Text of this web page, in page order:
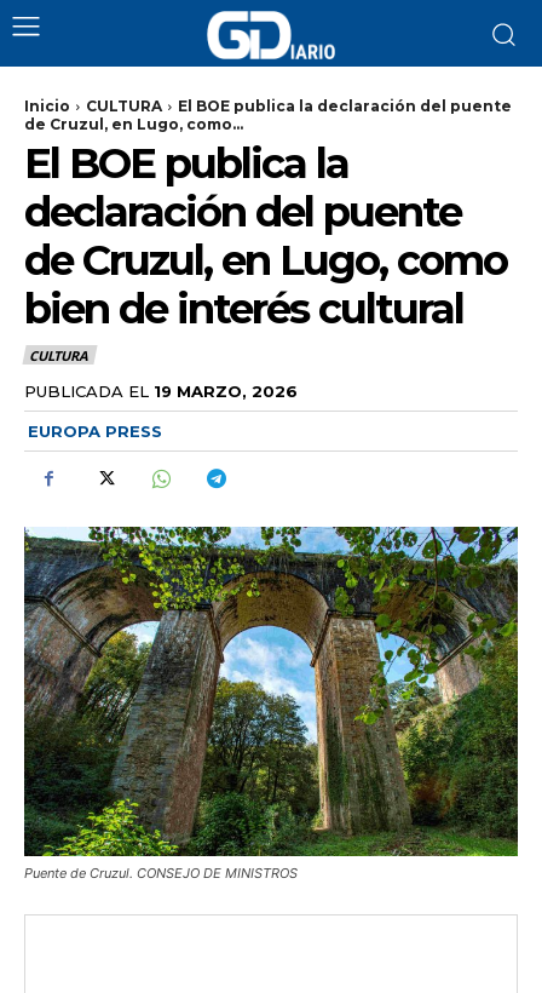
Inicio CULTURA
El BOE publica la declaración del puente
de Cruzul, en Lugo, como...
El BOE publica la
declaración del puente
de Cruzul, en Lugo, como
bien de interés cultural
CULTURA
PUBLICADA EL 19 MARZO, 2026
EUROPA PRESS
Puente de Cruzul. CONSEJO DE MINISTROS